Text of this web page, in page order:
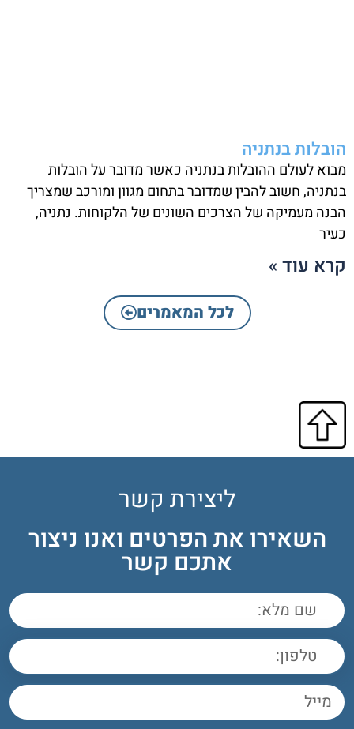
הובלות בנתניה
מבוא לעולם ההובלות בנתניה כאשר מדובר על הובלות
בנתניה, חשוב להבין שמדובר בתחום מגוון ומורכב שמצריך
הבנה מעמיקה של הצרכים השונים של הלקוחות. נתניה,
כעיר
קרא עוד »
לכל המאמרים
ליצירת קשר
השאירו את הפרטים ואנו ניצור
אתכם קשר